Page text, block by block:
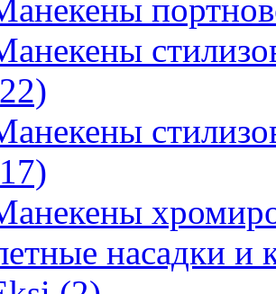
насадки и